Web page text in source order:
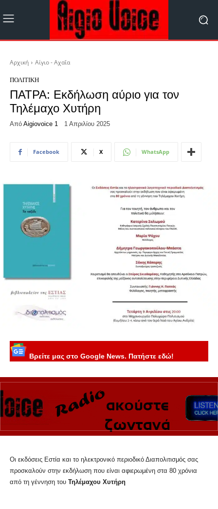
Αρχική Αίγιο - Αχαΐα
ΠΟΛΙΤΙΚΉ
ΠΑΤΡΑ: Εκδήλωση αύριο για τον
Τηλέμαχο Χυτήρη
Από Aigiovoice 1 1 Απριλίου 2025
Facebook X WhatsApp
Βρείτε μας στο Google News. Πατήστε εδώ!
Οι εκδόσεις Εστία και το ηλεκτρονικό περιοδικό Διαπολιτισμός σας
προσκαλούν στην εκδήλωση που είναι αφιερωμένη στα 80 χρόνια
από τη γέννηση του Τηλέμαχου Χυτήρη